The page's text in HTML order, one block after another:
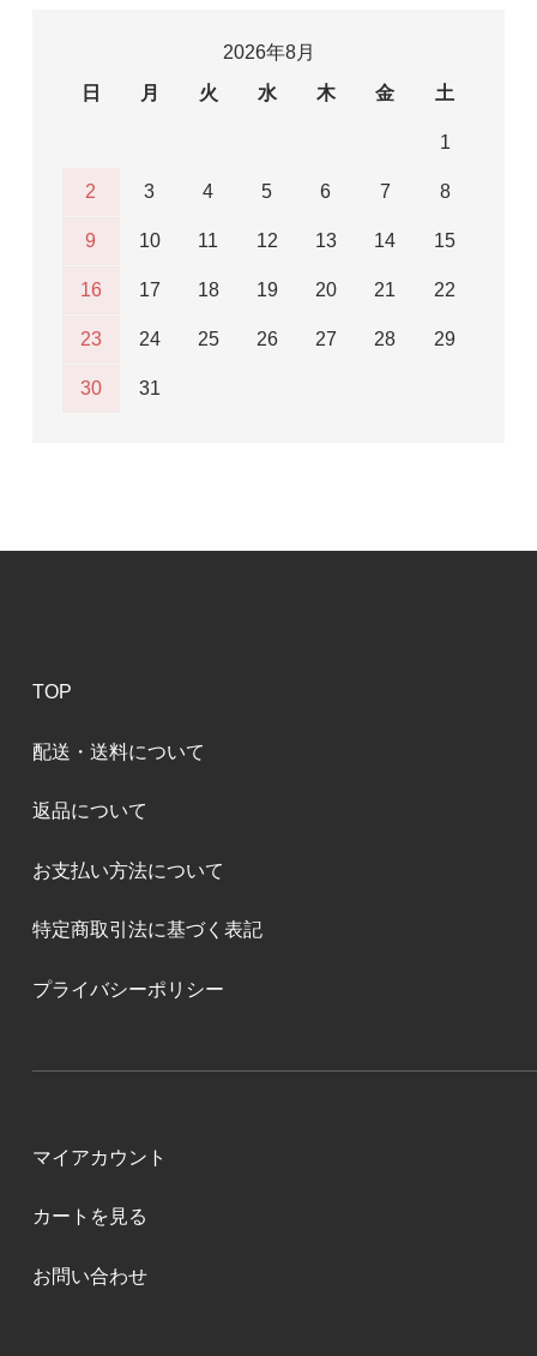
2026年8月
日
月 火 水 木 金 土
1
2 3 4 5 6 7 8
9 10 11 12 13 14 15
16 17 18 19 20 21 22
23 24 25 26 27 28 29
30 31
TOP
配送・送料について
返品について
お支払い方法について
特定商取引法に基づく表記
プライバシーポリシー
マイアカウント
カートを見る
お問い合わせ